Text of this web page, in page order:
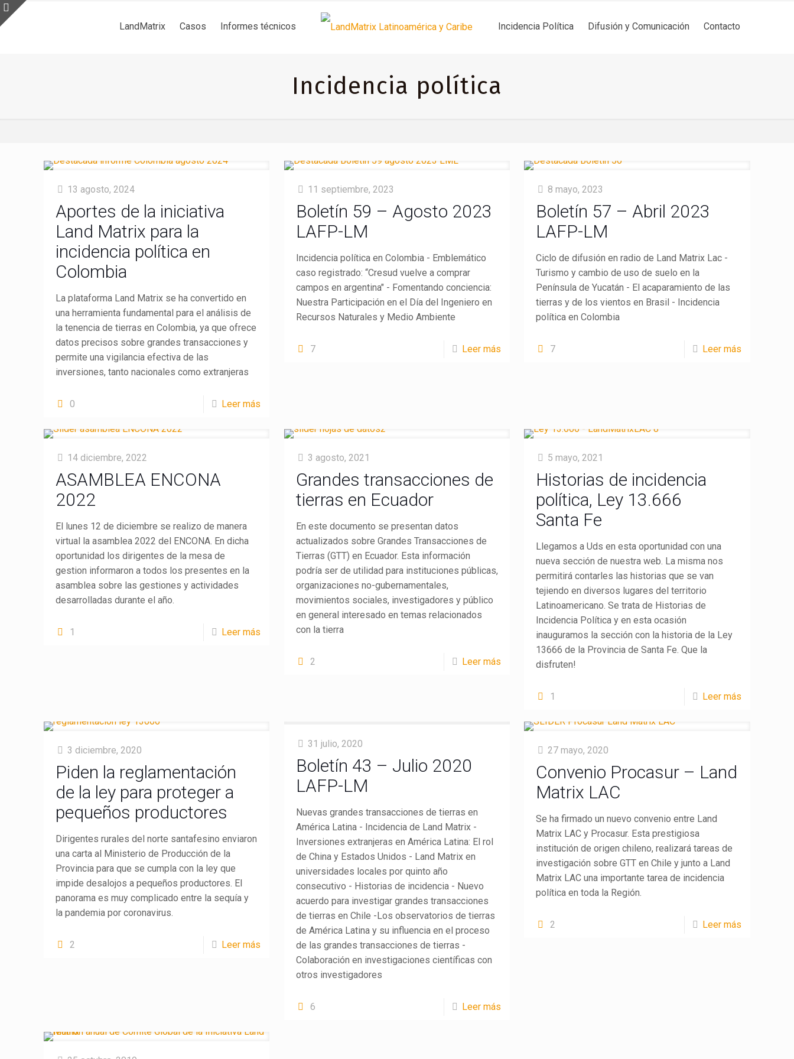
LandMatrix Casos Informes técnicos Incidencia Política Difusión y Comunicación Contacto
Incidencia política
13 agosto, 2024
Aportes de la iniciativa
Land Matrix para la
incidencia política en
Colombia
La plataforma Land Matrix se ha convertido en
una herramienta fundamental para el análisis de
la tenencia de tierras en Colombia, ya que ofrece
datos precisos sobre grandes transacciones y
permite una vigilancia efectiva de las
inversiones, tanto nacionales como extranjeras
0 Leer más
11 septiembre, 2023
Boletín 59 – Agosto 2023
LAFP-LM
Incidencia política en Colombia - Emblemático
caso registrado: “Cresud vuelve a comprar
campos en argentina" - Fomentando conciencia:
Nuestra Participación en el Día del Ingeniero en
Recursos Naturales y Medio Ambiente
7 Leer más
8 mayo, 2023
Boletín 57 – Abril 2023
LAFP-LM
Ciclo de difusión en radio de Land Matrix Lac -
Turismo y cambio de uso de suelo en la
Península de Yucatán - El acaparamiento de las
tierras y de los vientos en Brasil - Incidencia
política en Colombia
7 Leer más
14 diciembre, 2022
ASAMBLEA ENCONA
2022
El lunes 12 de diciembre se realizo de manera
virtual la asamblea 2022 del ENCONA. En dicha
oportunidad los dirigentes de la mesa de
gestion informaron a todos los presentes en la
asamblea sobre las gestiones y actividades
desarrolladas durante el año.
1 Leer más
3 agosto, 2021
Grandes transacciones de
tierras en Ecuador
En este documento se presentan datos
actualizados sobre Grandes Transacciones de
Tierras (GTT) en Ecuador. Esta información
podría ser de utilidad para instituciones públicas,
organizaciones no-gubernamentales,
movimientos sociales, investigadores y público
en general interesado en temas relacionados
con la tierra
2 Leer más
5 mayo, 2021
Historias de incidencia
política, Ley 13.666
Santa Fe
Llegamos a Uds en esta oportunidad con una
nueva sección de nuestra web. La misma nos
permitirá contarles las historias que se van
tejiendo en diversos lugares del territorio
Latinoamericano. Se trata de Historias de
Incidencia Política y en esta ocasión
inauguramos la sección con la historia de la Ley
13666 de la Provincia de Santa Fe. Que la
disfruten!
1 Leer más
3 diciembre, 2020
Piden la reglamentación
de la ley para proteger a
pequeños productores
Dirigentes rurales del norte santafesino enviaron
una carta al Ministerio de Producción de la
Provincia para que se cumpla con la ley que
impide desalojos a pequeños productores. El
panorama es muy complicado entre la sequía y
la pandemia por coronavirus.
2 Leer más
31 julio, 2020
Boletín 43 – Julio 2020
LAFP-LM
Nuevas grandes transacciones de tierras en
América Latina - Incidencia de Land Matrix -
Inversiones extranjeras en América Latina: El rol
de China y Estados Unidos - Land Matrix en
universidades locales por quinto año
consecutivo - Historias de incidencia - Nuevo
acuerdo para investigar grandes transacciones
de tierras en Chile -Los observatorios de tierras
de América Latina y su influencia en el proceso
de las grandes transacciones de tierras -
Colaboración en investigaciones científicas con
otros investigadores
6 Leer más
27 mayo, 2020
Convenio Procasur – Land
Matrix LAC
Se ha firmado un nuevo convenio entre Land
Matrix LAC y Procasur. Esta prestigiosa
institución de origen chileno, realizará tareas de
investigación sobre GTT en Chile y junto a Land
Matrix LAC una importante tarea de incidencia
política en toda la Región.
2 Leer más